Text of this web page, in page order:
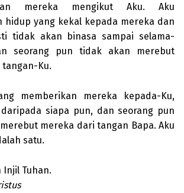
mereka mengikut Aku. Aku
hidup yang kekal kepada mereka dan
tidak akan binasa sampai selama-
seorang pun tidak akan merebut
Ku.
memberikan mereka kepada-Ku,
siapa pun, dan seorang pun
mereka dari tangan Bapa. Aku
satu.
Injil Tuhan.